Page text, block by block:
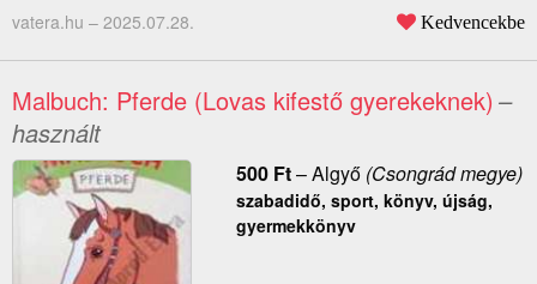
vatera.hu – 2025.07.28. Kedvencekbe
Malbuch: Pferde (Lovas kifestő gyerekeknek) –
használt
500 Ft–Algyő(Csongrád megye)
szabadidő, sport, könyv, újság,
gyermekkönyv